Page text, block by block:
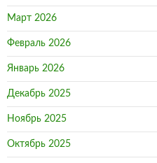
Март 2026
Февраль 2026
Январь 2026
Декабрь 2025
Ноябрь 2025
Октябрь 2025